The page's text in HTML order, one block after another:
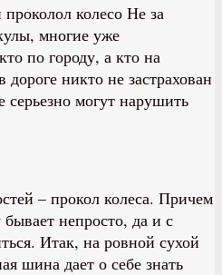
Не за
многие уже
по городу, а кто на
дороге никто не застрахован
серьезно могут нарушить
– прокол колеса. Причем
бывает непросто, да и с
Итак, на ровной сухой
шина дает о себе знать